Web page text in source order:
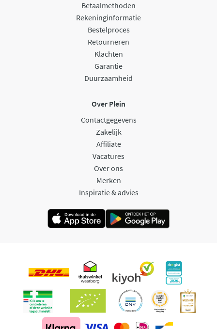
Betaalmethoden
Rekeninginformatie
Bestelproces
Retourneren
Klachten
Garantie
Duurzaamheid
Over Plein
Contactgegevens
Zakelijk
Affiliate
Vacatures
Over ons
Merken
Inspiratie & advies